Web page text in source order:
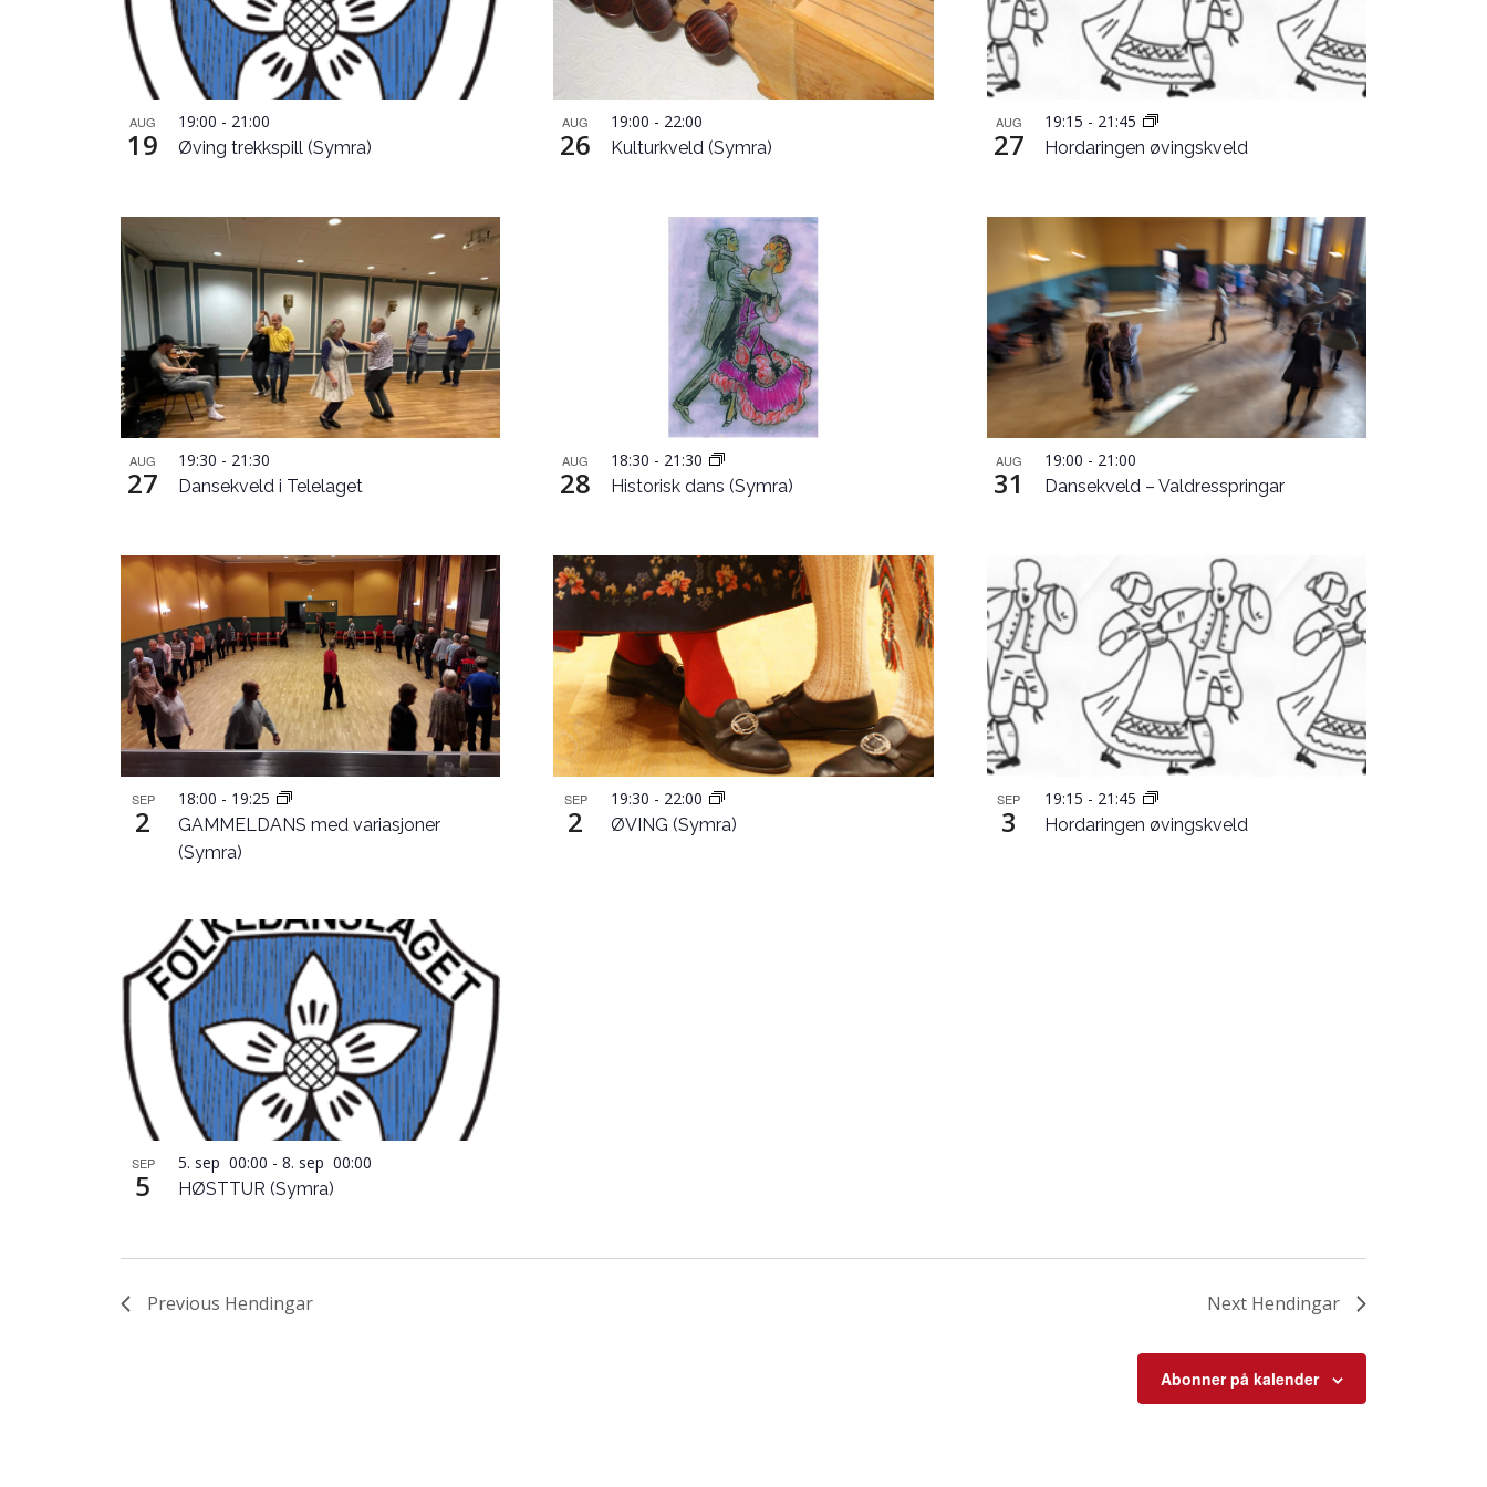
Photo
View
AUG
19 Øving trekkspill (Symra)
19:00 - 21:00 AUG
26 Kulturkveld (Symra)
19:00 - 22:00 AUG
27 Hordaringen øvingskveld
19:15 - 21:45
AUG
27 Dansekveld i Telelaget
19:30 - 21:30 AUG
28 Historisk dans (Symra)
18:30 - 21:30 AUG
31 Dansekveld – Valdresspringar
19:00 - 21:00
SEP
2
GAMMELDANS med variasjoner
(Symra)
18:00 - 19:25 SEP
2 ØVING (Symra)
19:30 - 22:00 SEP
3 Hordaringen øvingskveld
19:15 - 21:45
SEP
5 HØSTTUR (Symra)
5. sep 00:00 - 8. sep 00:00
Previous Hendingar Next Hendingar
Abonner på kalender